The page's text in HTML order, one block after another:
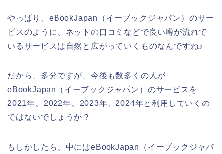
やっぱり、eBookJapan（イーブックジャパン）のサー
ビスのように、ネットの口コミなどで良い噂が流れて
いるサービスは自然と広がっていくものなんですね♪
だから、多分ですが、今後も数多くの人が
eBookJapan（イーブックジャパン）のサービスを
2021年、2022年、2023年、2024年と利用していくの
ではないでしょうか？
もしかしたら、中にはeBookJapan（イーブックジャパ